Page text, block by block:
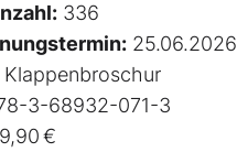
336
25.06.2026
Klappenbroschur
3-68932-071-3
€